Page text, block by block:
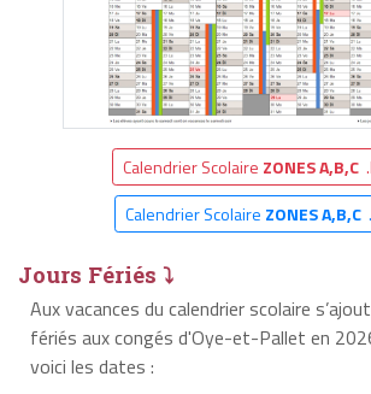
Calendrier Scolaire ZONES A,B,C
Calendrier Scolaire ZONES A,B,C
Jours Fériés ⤵
Aux vacances du calendrier scolaire
fériés aux congés d'Oye-et-Pallet en
voici les dates :